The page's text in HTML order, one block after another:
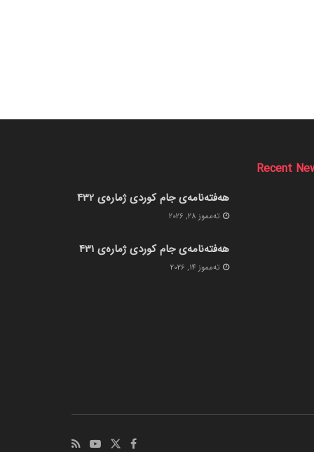
Recent
هەفتەنامەی جام کوردی ژمارەی 432
ته‌مموز 28, 2026
هەفتەنامەی جام کوردی ژمارەی 431
ته‌مموز 14, 2026